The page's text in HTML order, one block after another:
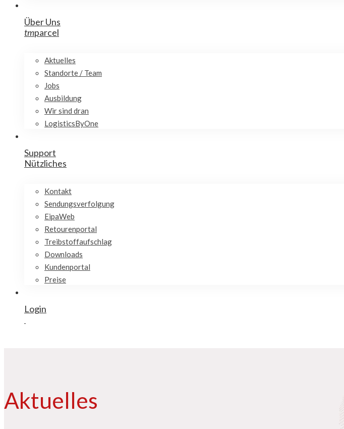
Über Uns
tmparcel
Aktuelles
Standorte / Team
Jobs
Ausbildung
Wir sind dran
LogisticsByOne
Support
Nützliches
Kontakt
Sendungsverfolgung
EipaWeb
Retourenportal
Treibstoffaufschlag
Downloads
Kundenportal
Preise
Login
Aktuelles